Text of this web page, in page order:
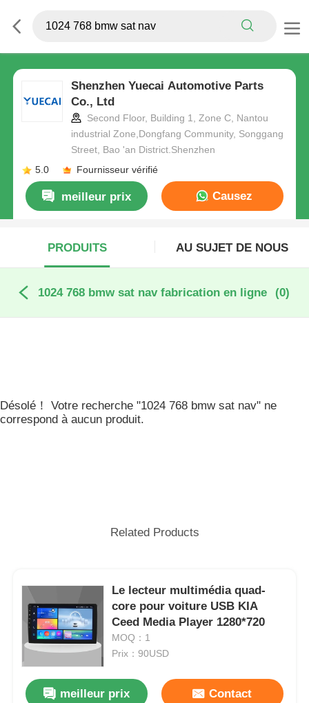
Shenzhen Yuecai Automotive Parts
Co., Ltd
Second Floor, Building 1, Zone C, Nantou
industrial Zone,Dongfang Community, Songgang
Street, Bao 'an District.Shenzhen
5.0
Fournisseur vérifié
meilleur prix Causez
PRODUITS
AU SUJET DE NOUS
1024 768 bmw sat nav fabrication en ligne (0)
Désolé！ Votre recherche "1024 768 bmw sat nav" ne
correspond à aucun produit.
Related Products
Le lecteur multimédia quad-
core pour voiture USB KIA
Ceed Media Player 1280*720
MOQ：1
Prix：90USD
meilleur prix Contact